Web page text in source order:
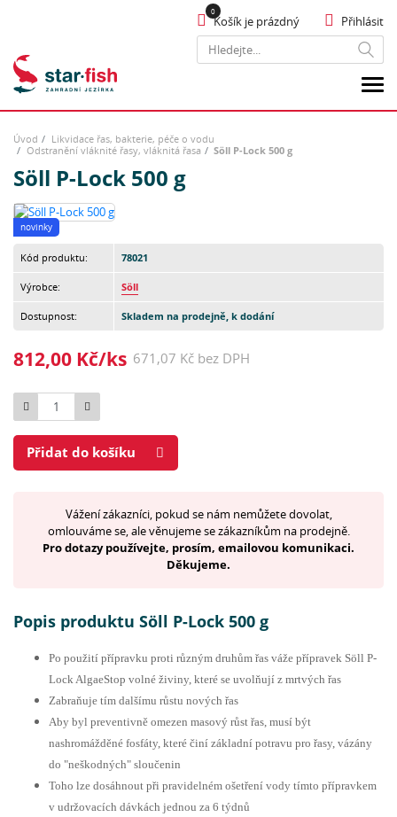
Hledat
Přihlásit
Košík je prázdný
Úvod
Likvidace řas, bakterie, péče o vodu
Odstranění vláknité řasy, vláknitá řasa
Söll P-Lock 500 g
Söll P-Lock 500 g
novinky
Kód produktu: 78021
Výrobce: Söll
Dostupnost: Skladem na prodejně, k dodání
812,00 Kč/ks 671,07 Kč bez DPH
Počet
Přidat do košíku
Vážení zákazníci, pokud se nám nemůžete dovolat,
omlouváme se, ale věnujeme se zákazníkům na prodejně.
Pro dotazy používejte, prosím, emailovou komunikaci.
Děkujeme.
Popis produktu Söll P-Lock 500 g
Po použití přípravku proti různým druhům řas váže přípravek Söll P-
Lock AlgaeStop volné živiny, které se uvolňují z mrtvých řas
Zabraňuje tím dalšímu růstu nových řas
Aby byl preventivně omezen masový růst řas, musí být
nashromážděné fosfáty, které činí základní potravu pro řasy, vázány
do "neškodných" sloučenin
Toho lze dosáhnout při pravidelném ošetření vody tímto přípravkem
v udržovacích dávkách jednou za 6 týdnů